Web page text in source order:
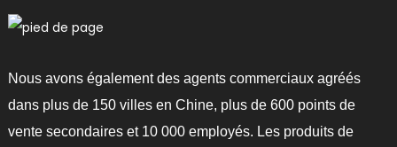
Nous avons également des agents commerciaux agréés
dans plus de 150 villes en Chine, plus de 600 points de
vente secondaires et 10 000 employés. Les produits de